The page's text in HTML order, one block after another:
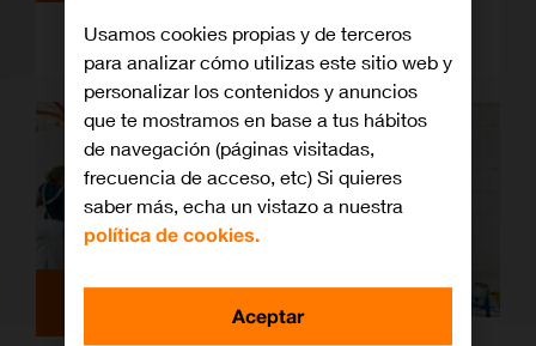
Mucho más que un gesto
Usamos cookies propias y de terceros
para analizar cómo utilizas este sitio web y
personalizar los contenidos y anuncios
que te mostramos en base a tus hábitos
de navegación (páginas visitadas,
frecuencia de acceso, etc) Si quieres
saber más, echa un vistazo a nuestra
política de cookies.
Aceptar